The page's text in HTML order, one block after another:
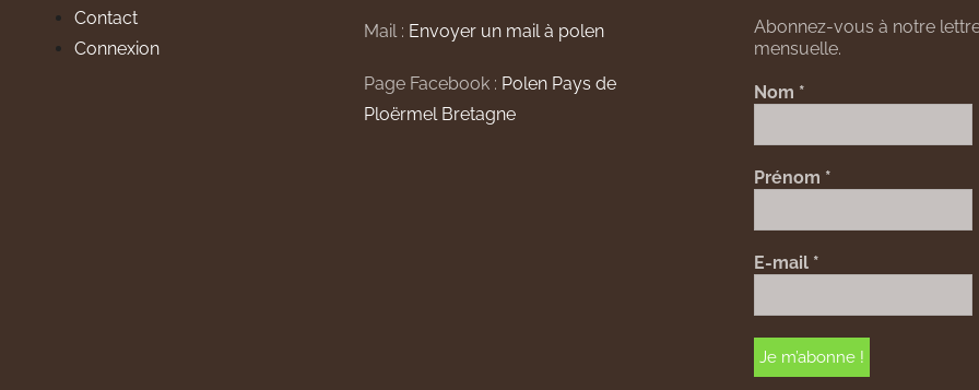
Contact
Connexion
Mail : Envoyer un mail à polen
Page Facebook : Polen Pays de
Ploërmel Bretagne
Abonnez-vous à notre
mensuelle.
Nom *
Prénom *
E-mail *